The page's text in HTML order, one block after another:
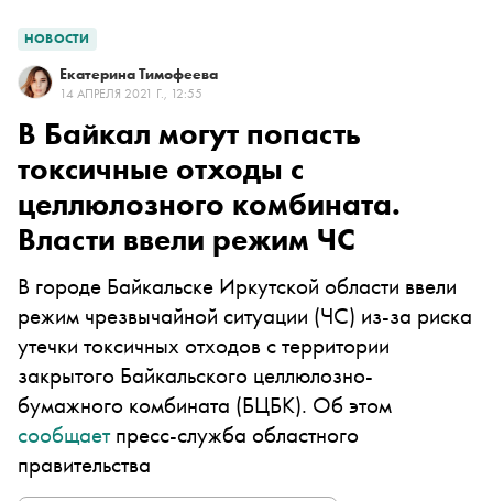
НОВОСТИ
Екатерина Тимофеева
14 АПРЕЛЯ 2021 Г., 12:55
В Байкал могут попасть
токсичные отходы с
целлюлозного комбината.
Власти ввели режим ЧС
В городе Байкальске Иркутской области ввели
режим чрезвычайной ситуации (ЧС) из-за риска
утечки токсичных отходов с территории
закрытого Байкальского целлюлозно-
бумажного комбината (БЦБК). Об этом
сообщаетпресс-служба областного
правительства